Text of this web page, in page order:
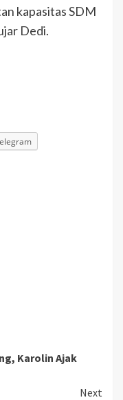
kapasitas SDM
Dedi.
Karolin Ajak
Next